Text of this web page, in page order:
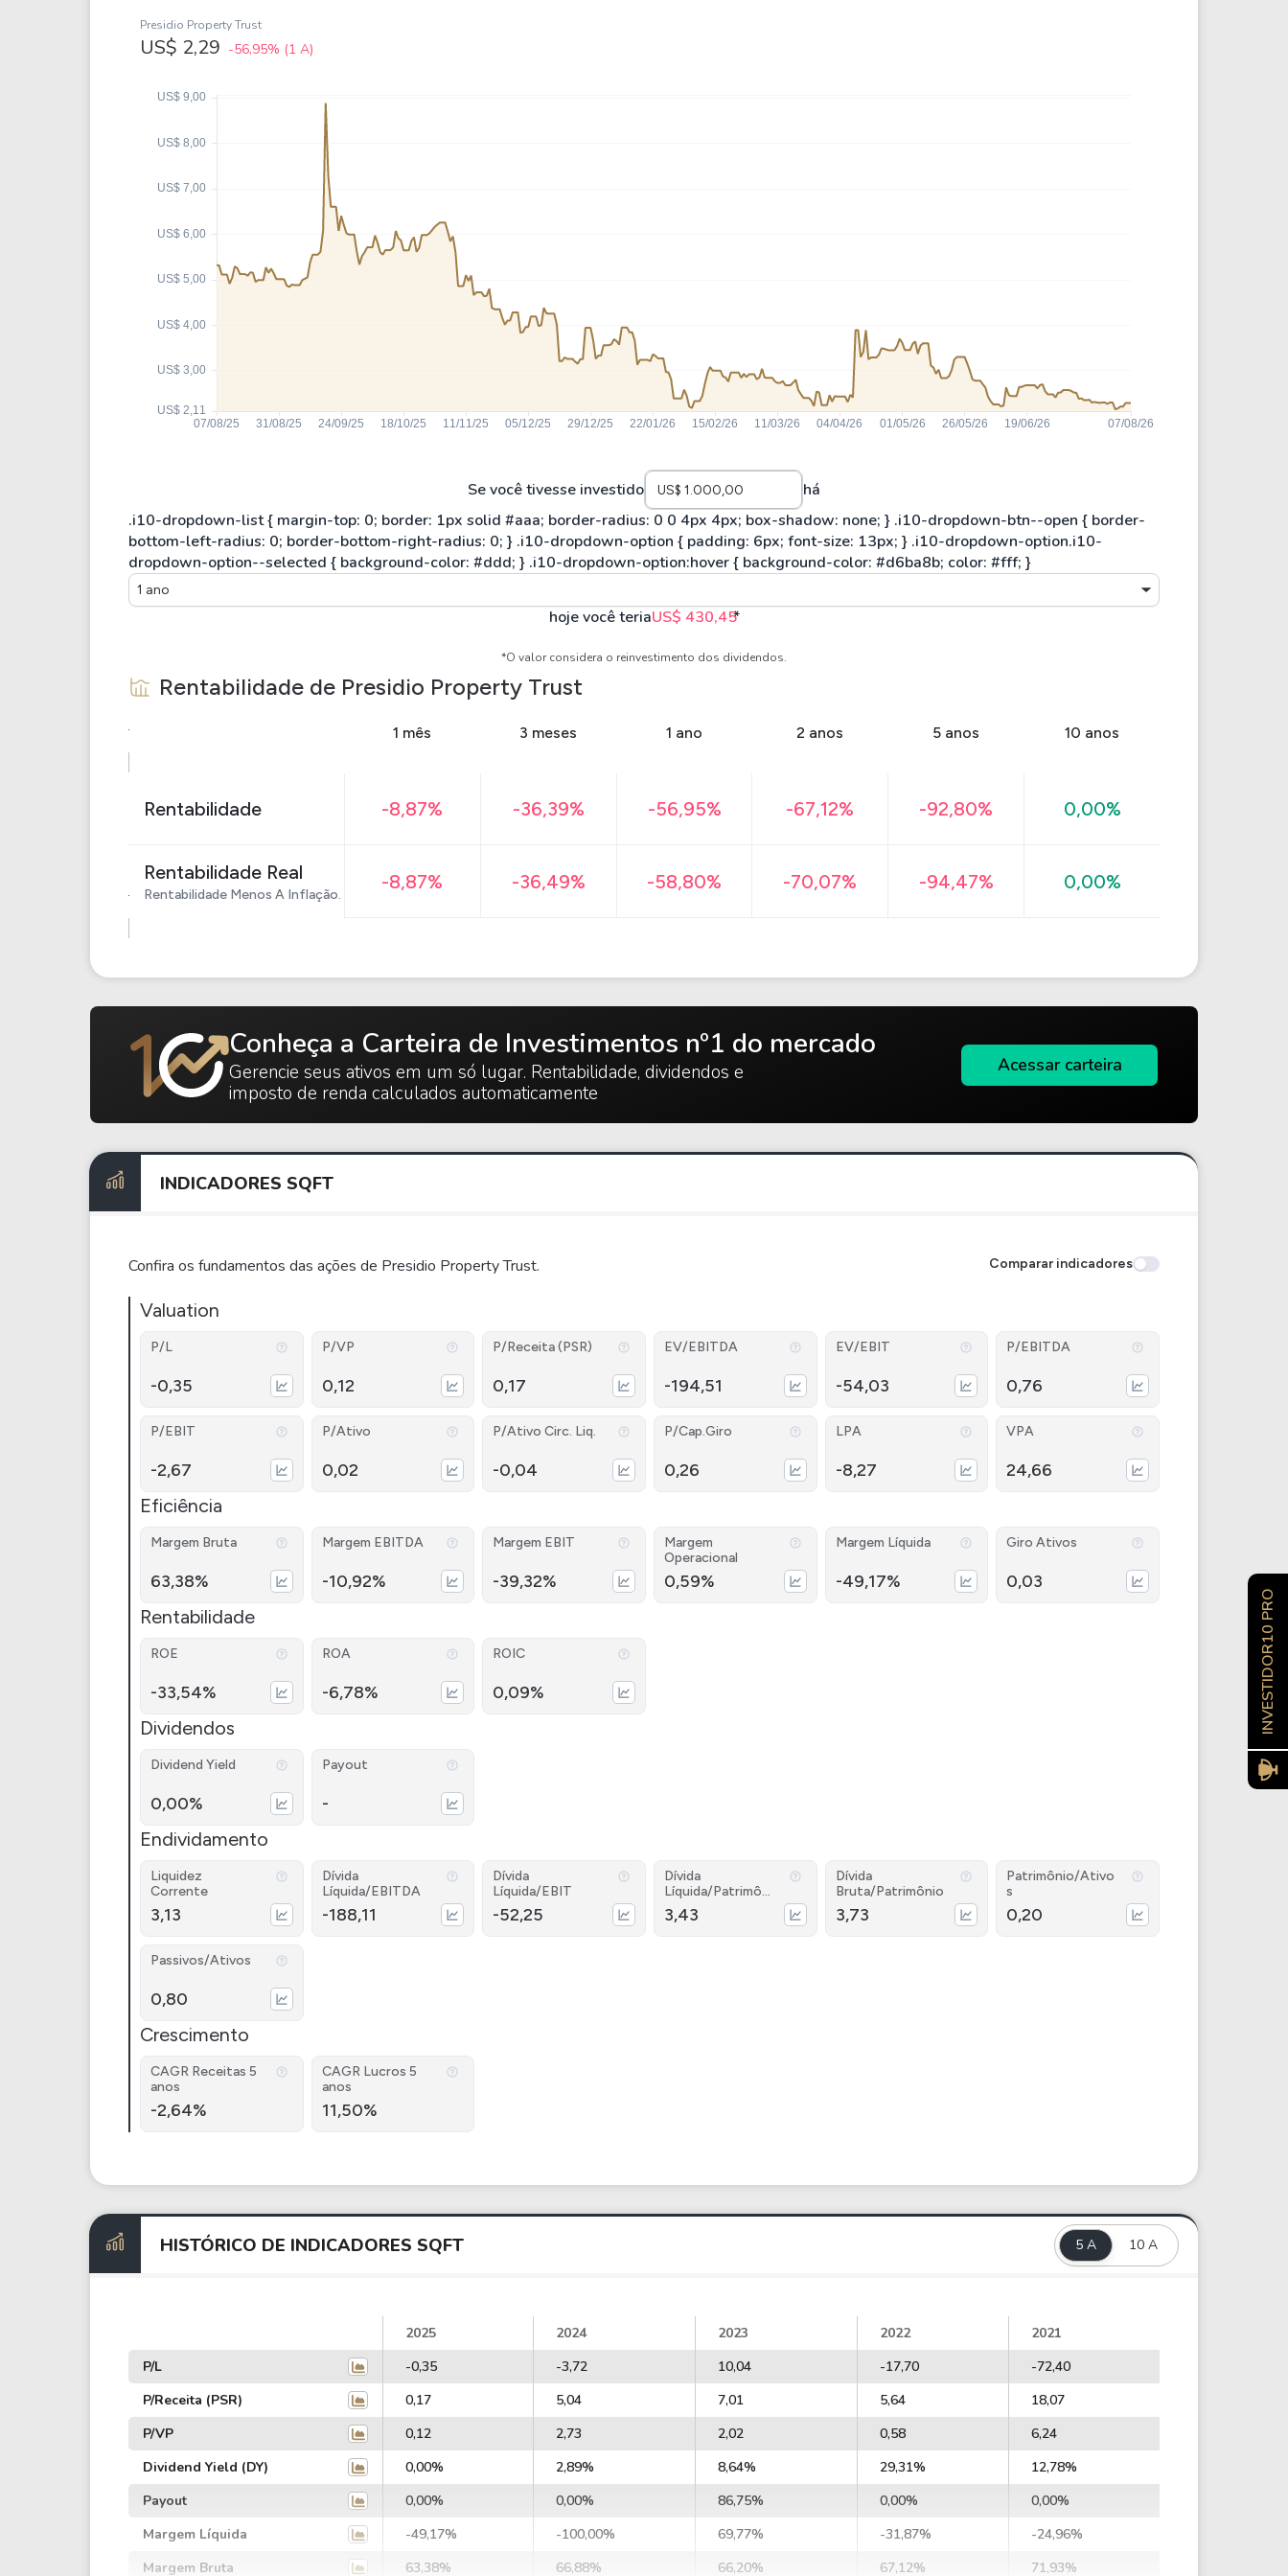
Klabin
Petrobrás
Ver todos
KNCR11
Presidio Property Trust
US$ 2,29 -56,95% (1 A)
Se você tivesse investido há
1 ano
hoje você teriaUS$ 430,45*
*O valor considera o reinvestimento dos dividendos.
Rentabilidade de Presidio Property Trust
1 mês 3 meses 1 ano 2 anos 5 anos 10 anos
Rentabilidade -8,87% -36,39% -56,95% -67,12% -92,80% 0,00%
Rentabilidade Real
Rentabilidade Menos A Inflação.
-8,87% -36,49% -58,80% -70,07% -94,47% 0,00%
Conheça a Carteira de Investimentos nº1 do mercado
Gerencie seus ativos em um só lugar. Rentabilidade, dividendos e
imposto de renda calculados automaticamente
Acessar carteira
INDICADORES SQFT
Confira os fundamentos das ações de Presidio Property Trust. Comparar indicadores
Valuation
P/L
-0,35
P/VP
0,12
P/Receita (PSR)
0,17
EV/EBITDA
-194,51
EV/EBIT
-54,03
P/EBITDA
0,76
P/EBIT
-2,67
P/Ativo
0,02
P/Ativo Circ. Liq.
-0,04
P/Cap.Giro
0,26
LPA
-8,27
VPA
24,66
Eficiência
Margem Bruta
63,38%
Margem EBITDA
-10,92%
Margem EBIT
-39,32%
Margem
Operacional
0,59%
Margem Líquida
-49,17%
Giro Ativos
0,03
Rentabilidade
ROE
-33,54%
ROA
-6,78%
ROIC
0,09%
Dividendos
Dividend Yield
0,00%
Payout
-
Endividamento
Liquidez
Corrente
3,13
Dívida
Líquida/EBITDA
-188,11
Dívida
Líquida/EBIT
-52,25
Dívida
Líquida/Patrimôni
o
3,43
Dívida
Bruta/Patrimônio
3,73
Patrimônio/Ativo
s
0,20
Passivos/Ativos
0,80
Crescimento
CAGR Receitas 5
anos
-2,64%
CAGR Lucros 5
anos
11,50%
HISTÓRICO DE INDICADORES SQFT 5 A 10 A
2025 2024 2023 2022
2021
P/L
-0,35 -3,72 10,04 -17,70
-72,40
P/Receita (PSR)
0,17 5,04 7,01 5,64
18,07
P/VP
0,12 2,73 2,02 0,58
6,24
Dividend Yield (DY)
0,00% 2,89% 8,64% 29,31%
12,78%
Payout
0,00% 0,00% 86,75% 0,00%
0,00%
Margem Líquida
-49,17% -100,00% 69,77% -31,87%
-24,96%
Margem Bruta
63,38% 66,88% 66,20% 67,12%
71,93%
INVESTIDOR10 PRO